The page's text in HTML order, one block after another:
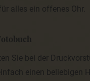
alles ein offenes Ohr.
Sie bei der
einen beliebigen
Gravatar gleicht
– sofern Sie dort
Kommentar ab.